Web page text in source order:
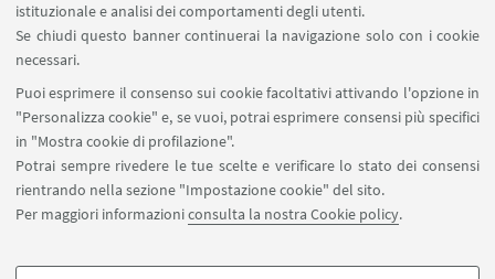
istituzionale e analisi dei comportamenti degli utenti.
Se chiudi questo banner continuerai la navigazione solo con i cookie
necessari.
Puoi esprimere il consenso sui cookie facoltativi attivando l'opzione in
"Personalizza cookie" e, se vuoi, potrai esprimere consensi più specifici
in "Mostra cookie di profilazione".
Potrai sempre rivedere le tue scelte e verificare lo stato dei consensi
rientrando nella sezione "Impostazione cookie" del sito.
Per maggiori informazioniconsulta la nostra Cookie policy.
Per ulteriori informazioni rivolgiti
a:orientalavoro@unibo.it